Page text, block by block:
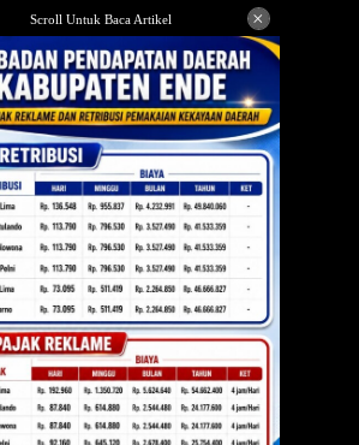
Scroll Untuk Baca Artikel ×